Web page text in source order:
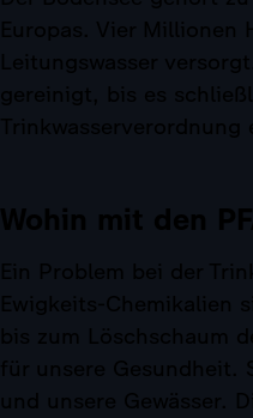
Europas. Vier
Leitungswasser
gereinigt, bis es
Wohin mit den
Ein Problem bei der
Ewigkeits-Chemikalien
bis zum Löschschaum
für unsere Gesundheit.
und unsere Gewässer.